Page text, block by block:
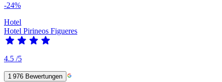
-24%
Hotel
Hotel Pirineos Figueres
4.5 /5
1 976 Bewertungen